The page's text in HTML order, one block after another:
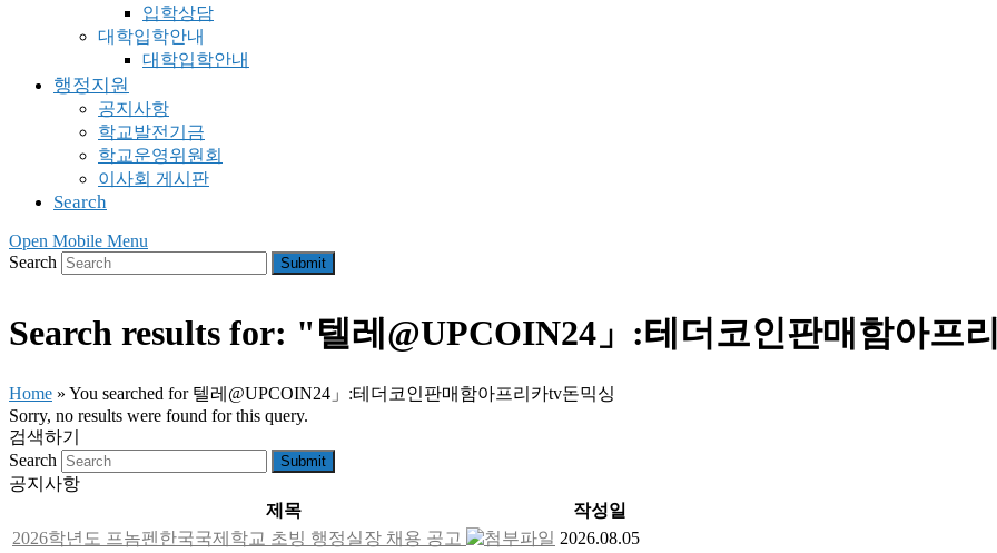
입학상담
대학입학안내
대학입학안내
행정지원
공지사항
학교발전기금
학교운영위원회
이사회 게시판
Search
Open Mobile Menu
Search
Submit
Search results for: "텔레@UPCOIN24」:테더코인판매함아프
Home » You searched for 텔레@UPCOIN24」:테더코인판매함아프리카tv돈믹싱
Sorry, no results were found for this query.
검색하기
Search
Submit
공지사항
제목
작성일
2026학년도 프놈펜한국국제학교 초빙 행정실장 채용 공고
2026.08.05